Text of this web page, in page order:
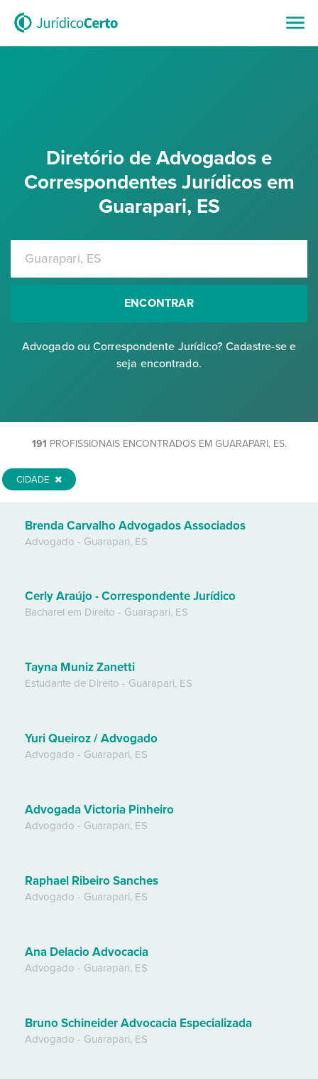
Diretório de Advogados e
Correspondentes Jurídicos em
Guarapari, ES
ENCONTRAR
Advogado ou Correspondente Jurídico? Cadastre-se e
seja encontrado.
191 PROFISSIONAIS ENCONTRADOS EM GUARAPARI, ES.
CIDADE
Brenda Carvalho Advogados Associados
Advogado - Guarapari, ES
Cerly Araújo - Correspondente Jurídico
Bacharel em Direito - Guarapari, ES
Tayna Muniz Zanetti
Estudante de Direito - Guarapari, ES
Yuri Queiroz / Advogado
Advogado - Guarapari, ES
Advogada Victoria Pinheiro
Advogado - Guarapari, ES
Raphael Ribeiro Sanches
Advogado - Guarapari, ES
Ana Delacio Advocacia
Advogado - Guarapari, ES
Bruno Schineider Advocacia Especializada
Advogado - Guarapari, ES